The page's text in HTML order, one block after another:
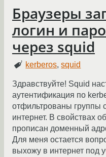
Браузеры
логин и
через squid
kerberos,squid
Здравствуйте! Squid
аутентификация по
отфильтрованы группы
интернет. В свойствах
прописан доменный
Для меня остается
выхожу в интернет под